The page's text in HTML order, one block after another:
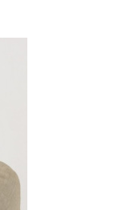
y web en
que